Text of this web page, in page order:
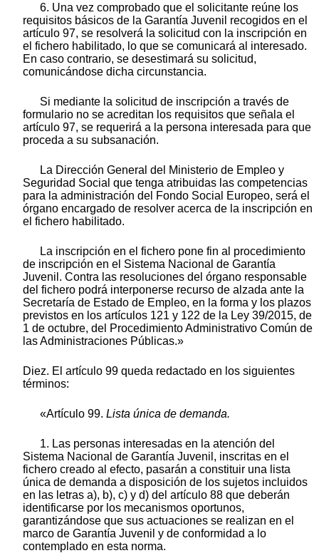
6. Una vez comprobado que el solicitante reúne los
requisitos básicos de la Garantía Juvenil recogidos en el
artículo 97, se resolverá la solicitud con la inscripción en
el fichero habilitado, lo que se comunicará al interesado.
En caso contrario, se desestimará su solicitud,
comunicándose dicha circunstancia.
Si mediante la solicitud de inscripción a través de
formulario no se acreditan los requisitos que señala el
artículo 97, se requerirá a la persona interesada para que
proceda a su subsanación.
La Dirección General del Ministerio de Empleo y
Seguridad Social que tenga atribuidas las competencias
para la administración del Fondo Social Europeo, será el
órgano encargado de resolver acerca de la inscripción en
el fichero habilitado.
La inscripción en el fichero pone fin al procedimiento
de inscripción en el Sistema Nacional de Garantía
Juvenil. Contra las resoluciones del órgano responsable
del fichero podrá interponerse recurso de alzada ante la
Secretaría de Estado de Empleo, en la forma y los plazos
previstos en los artículos 121 y 122 de la Ley 39/2015, de
1 de octubre, del Procedimiento Administrativo Común de
las Administraciones Públicas.»
Diez. El artículo 99 queda redactado en los siguientes
términos:
«Artículo 99. Lista única de demanda.
1. Las personas interesadas en la atención del
Sistema Nacional de Garantía Juvenil, inscritas en el
fichero creado al efecto, pasarán a constituir una lista
única de demanda a disposición de los sujetos incluidos
en las letras a), b), c) y d) del artículo 88 que deberán
identificarse por los mecanismos oportunos,
garantizándose que sus actuaciones se realizan en el
marco de Garantía Juvenil y de conformidad a lo
contemplado en esta norma.